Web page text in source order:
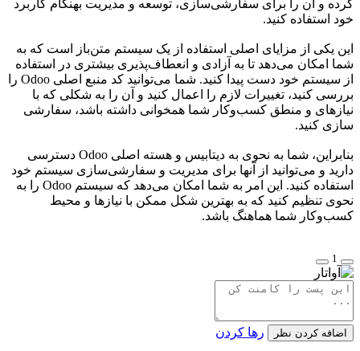
کرده و آن را برای سفارشی‌سازی، توسعه و مدیریت بهنگام کاربرد
خود استفاده کنید.
این یکی از مزایای اصلی استفاده از یک سیستم متن‌باز است که به
شما امکان می‌دهد تا به آزادی و انعطاف‌پذیری بیشتری در استفاده
از سیستم خود دست پیدا کنید. شما می‌توانید کد منبع اصلی Odoo را
بررسی کنید، تغییرات لازم را اعمال کنید و آن را به شکلی که با
نیازهای و منطق کسب‌وکار شما همخوانی داشته باشد، سفارشی
سازی کنید.
بنابراین، شما به نحوی به دیتابیس و هسته اصلی Odoo دسترسی
دارید و می‌توانید از آنها برای مدیریت و سفارشی‌سازی سیستم خود
استفاده کنید. این امر به شما امکان می‌دهد که سیستم Odoo را به
نحوی تنظیم کنید که به بهترین شکل ممکن با نیازها و محیط
کسب‌وکار شما هماهنگ باشد.
1
اضافه کردن نظر رها کردن